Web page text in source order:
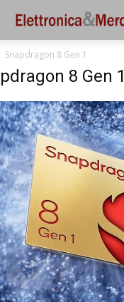
Snapdragon 8 Gen 1
8 Gen 1